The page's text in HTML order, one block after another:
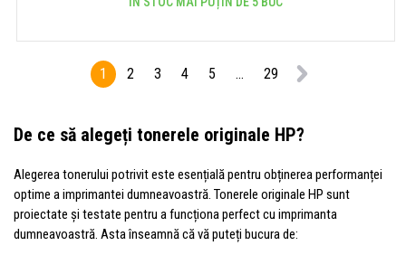
1 2 3 4 5 ... 29
De ce să alegeți tonerele originale HP?
Alegerea tonerului potrivit este esențială pentru obținerea performanței
optime a imprimantei dumneavoastră. Tonerele originale HP sunt
proiectate și testate pentru a funcționa perfect cu imprimanta
dumneavoastră. Asta înseamnă că vă puteți bucura de: